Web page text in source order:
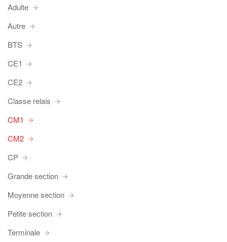
Adulte
Autre
BTS
CE1
CE2
Classe relais
CM1
CM2
CP
Grande section
Moyenne section
Petite section
Terminale